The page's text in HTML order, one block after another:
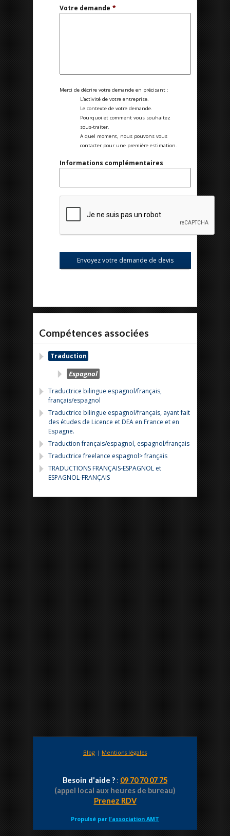
Votre demande *
Merci de décrire votre demande en précisant :
L'activité de votre entreprise.
Le contexte de votre demande.
Pourquoi et comment vous souhaitez
sous-traiter.
A quel moment, nous pouvons vous
contacter pour une première estimation.
Informations complémentaires
Compétences associées
Traduction
Espagnol
Traductrice bilingue espagnol/français,
français/espagnol
Traductrice bilingue espagnol/français, ayant fait
des études de Licence et DEA en France et en
Espagne.
Traduction français/espagnol, espagnol/français
Traductrice freelance espagnol> français
TRADUCTIONS FRANÇAIS-ESPAGNOL et
ESPAGNOL-FRANÇAIS
Blog | Mentions légales
Besoin d'aide ? : 09 70 70 07 75
(appel local aux heures de bureau)
Prenez RDV
Propulsé par l'association AMT